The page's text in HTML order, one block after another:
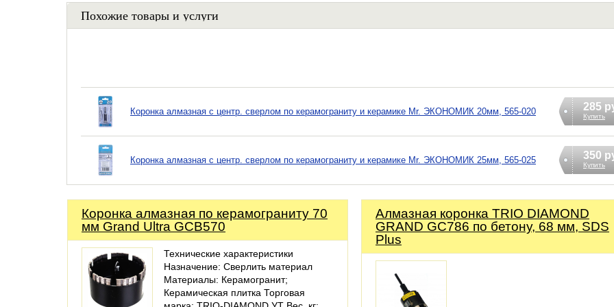
Похожие товары и услуги
Коронка алмазная с центр. сверлом по керамограниту и керамике Mr. ЭКОНОМИК 20мм, 565-020 285
Купить
Коронка алмазная с центр. сверлом по керамограниту и керамике Mr. ЭКОНОМИК 25мм, 565-025 350
Купить
Коронка алмазная по керамограниту 70
мм Grand Ultra GCB570
Технические характеристики
Назначение: Сверлить материал
Материалы: Керамогранит;
Керамическая плитка Торговая
Алмазная коронка TRIO DIAMOND
GRAND GC786 по бетону, 68 мм, SDS
Plus